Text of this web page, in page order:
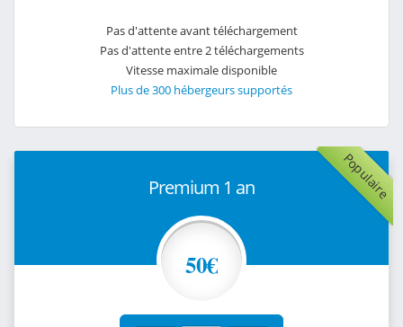
Pas d'attente avant téléchargement
Pas d'attente entre 2 téléchargements
Vitesse maximale disponible
Plus de 300 hébergeurs supportés
Populaire
Premium 1 an
50€